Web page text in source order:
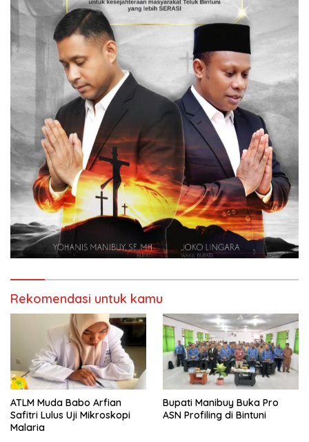
Rekomendasi untuk kamu
ATLM Muda Babo Arfian
Safitri Lulus Uji Mikroskopi
Malaria
Bupati Manibuy Buka Pro
ASN Profiling di Bintuni